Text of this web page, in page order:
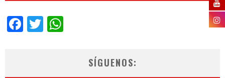
Facebook
Twitter
SÍGUENOS: